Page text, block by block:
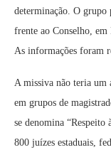
determinação. O grupo
frente ao Conselho,
As informações foram
A missiva não teria um
em grupos de
se denomina
800 juízes estaduais,